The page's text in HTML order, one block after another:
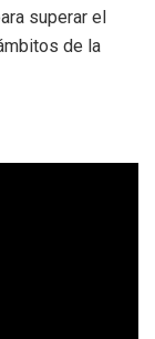
superar el
de la